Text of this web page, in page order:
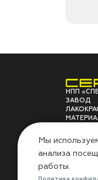
НПП
ЗАВОД
Мы
анализа
работы.